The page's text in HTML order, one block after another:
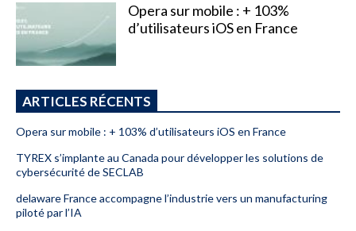
Opera sur mobile : + 103%
d’utilisateurs iOS en France
ARTICLES RÉCENTS
Opera sur mobile : + 103% d’utilisateurs iOS en France
TYREX s’implante au Canada pour développer les solutions de
cybersécurité de SECLAB
delaware France accompagne l’industrie vers un manufacturing
piloté par l’IA